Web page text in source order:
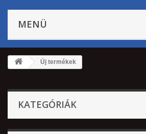
MENÜ
Új termékek
KATEGÓRIÁK